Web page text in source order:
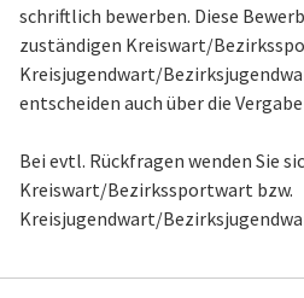
schriftlich bewerben. Diese
zuständigen Kreiswart/
Kreisjugendwart/
entscheiden auch über die
Bei evtl. Rückfragen wenden Sie
Kreiswart/Bezirkssportwart bzw.
Kreisjugendwart/